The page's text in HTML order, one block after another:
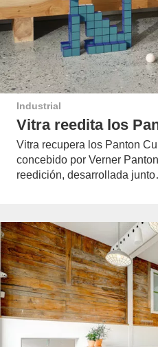
Industrial
Vitra reedita los
Vitra recupera los Panton
concebido por Verner
reedición, desarrollada